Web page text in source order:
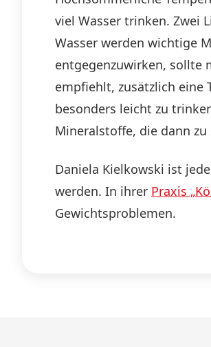
viel Wasser trinken. Zwei
Wasser werden wichtige
entgegenzuwirken, sollte
empfiehlt, zusätzlich eine
besonders leicht zu
Mineralstoffe, die dann
Daniela Kielkowski ist
werden. In ihrer Praxis
Gewichtsproblemen.